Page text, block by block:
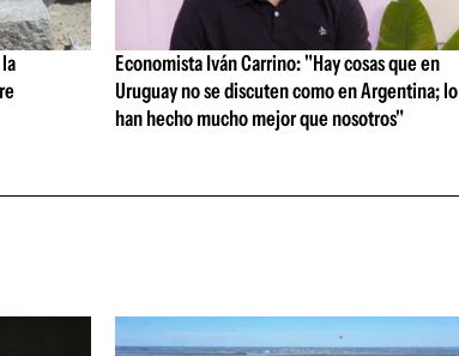
Economista Iván Carrino: "Hay cosas que en
Uruguay no se discuten como en Argentina; lo
han hecho mucho mejor que nosotros"